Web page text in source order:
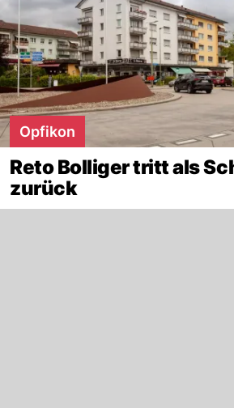
Opfikon
Reto Bolliger tritt als
zurück